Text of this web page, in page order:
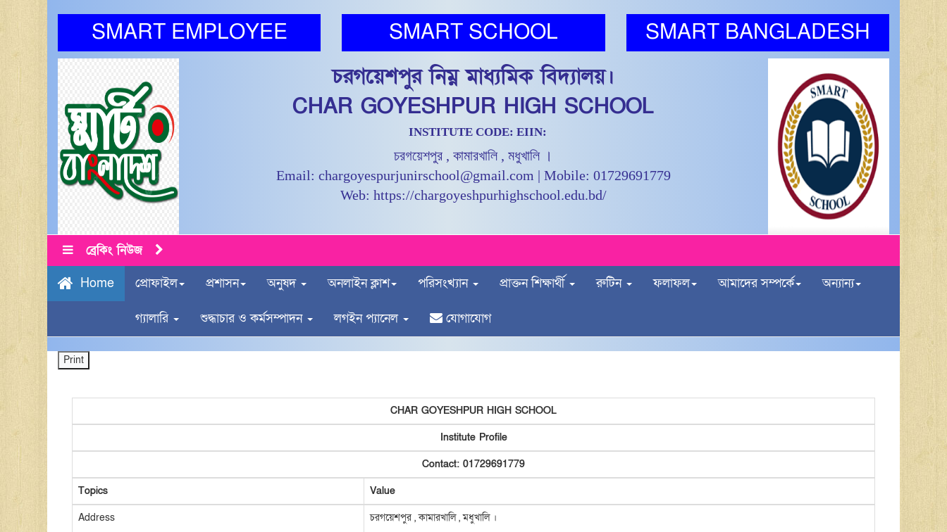
SMART EMPLOYEE SMART SCHOOL
SMART BANGLADESH
চরগয়েশপুর নিম্ন মাধ্যমিক বিদ্যালয়।
CHAR GOYESHPUR HIGH SCHOOL
INSTITUTE CODE: EIIN:
চরগয়েশপুর , কামারখালি , মধুখালি ।
Email: chargoyespurjunirschool@gmail.com | Mobile: 01729691779
Web: https://chargoyeshpurhighschool.edu.bd/
ব্রেকিং নিউজ
Home প্রোফাইল প্রশাসন অনুষদ অনলাইন ক্লাশ পরিসংখ্যান প্রাক্তন শিক্ষার্থী রুটিন ফলাফল আমাদের সম্পর্কে অন্যান্য
গ্যালারি শুদ্ধাচার ও কর্মসম্পাদন লগইন প্যানেল যোগাযোগ
CHAR GOYESHPUR HIGH SCHOOL
Institute Profile
Contact: 01729691779
Topics
Value
Address
চরগয়েশপুর , কামারখালি , মধুখালি ।